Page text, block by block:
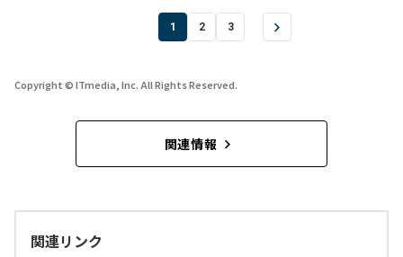
1 2 3
Copyright © ITmedia, Inc. All Rights Reserved.
関連情報
関連リンク